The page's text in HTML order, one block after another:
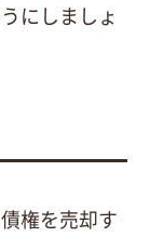
にしましょ
権を売却す